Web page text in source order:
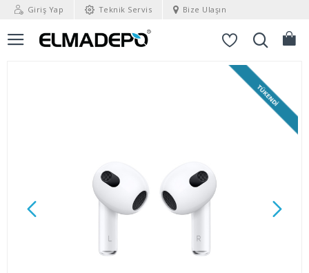
Giriş Yap Teknik Servis Bize Ulaşın
TÜKENDI